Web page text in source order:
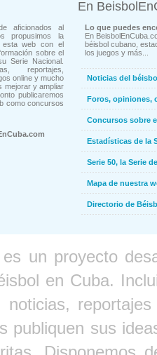
aficionados al
propusimos la
esta web con el
sobre el
Serie Nacional.
reportajes,
online y mucho
mejorar y ampliar
publicaremos
como concursos
En
Lo que puedes
En
béisbol cubano,
los juegos y más...
Noticias del
Foros, opiniones,
Concursos sobre
Estadísticas de la
Serie 50, la Serie
Mapa de nuestra
Directorio de
es un proyecto
en Cuba.
noticias,
publiquen sus